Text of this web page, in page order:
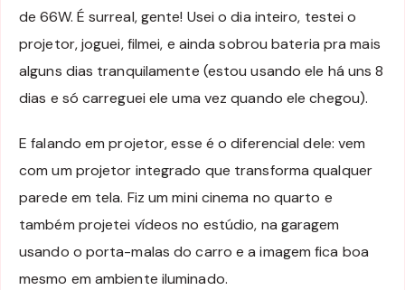
de 66W. É surreal, gente! Usei o dia inteiro, testei o
projetor, joguei, filmei, e ainda sobrou bateria pra mais
alguns dias tranquilamente (estou usando ele há uns 8
dias e só carreguei ele uma vez quando ele chegou).
E falando em projetor, esse é o diferencial dele: vem
com um projetor integrado que transforma qualquer
parede em tela. Fiz um mini cinema no quarto e
também projetei vídeos no estúdio, na garagem
usando o porta-malas do carro e a imagem fica boa
mesmo em ambiente iluminado.